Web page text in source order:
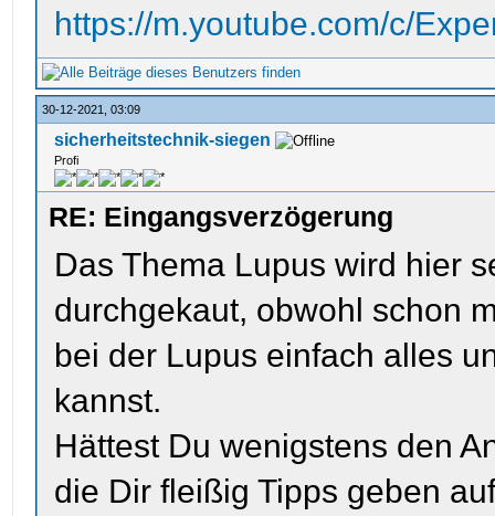
https://m.youtube.com/c/
30-12-2021, 03:09
sicherheitstechnik-siegen
Profi
RE: Eingangsverzögerung
Das Thema Lupus wird hier
durchgekaut, obwohl schon
bei der Lupus einfach alles
kannst.
Hättest Du wenigstens den
die Dir fleißig Tipps geben